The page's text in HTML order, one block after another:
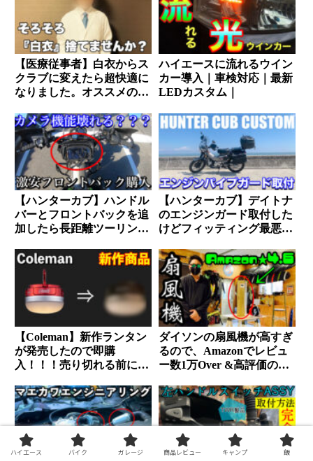
【医療従事者】白衣からス
クラブに変えたら超快適に
なりました。オススメのメ
ハイエースに流れるウイン
カー導入｜車検対応｜最新
LEDカスタム｜
【ハンターカブ】ハンドル
バーとフロントバックを追
加したら長距離ツーリング
た。
【ハンターカブ】デイトナ
のエンジンガード取付した
けどフィッティング最悪で
【Coleman】新作ランタン
が発売したので即購
入！！！売り切れる前に買
ダイソンの扇風機が高すぎ
るので、Amazonでレビュ
ー数1万Over &高評価の扇
ハイエース バイク ガレージ 商品レビュー キャンプ 飯